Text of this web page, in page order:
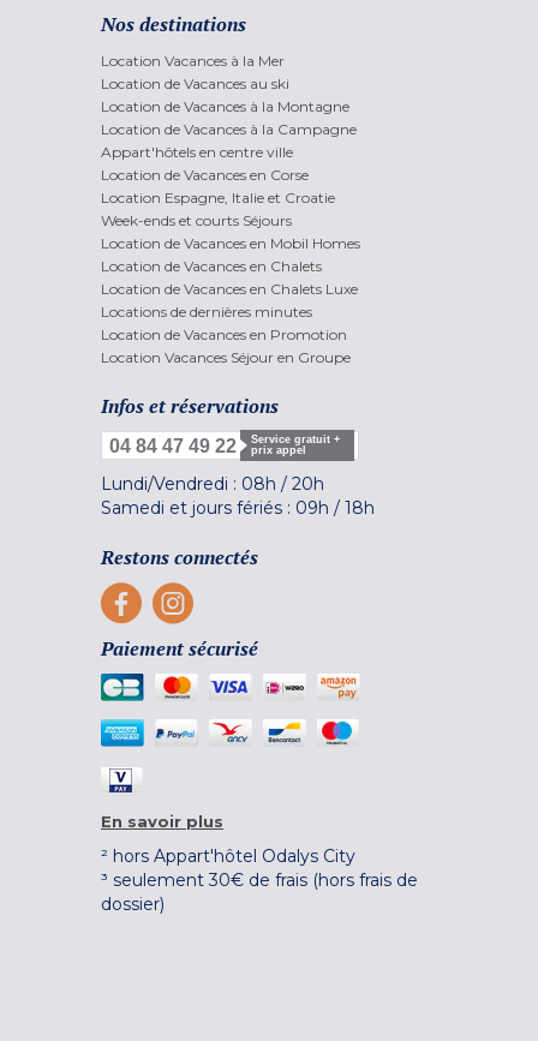
Nos destinations
Location Vacances à la Mer
Location de Vacances au ski
Location de Vacances à la Montagne
Location de Vacances à la Campagne
Appart'hôtels en centre ville
Location de Vacances en Corse
Location Espagne, Italie et Croatie
Week-ends et courts Séjours
Location de Vacances en Mobil Homes
Location de Vacances en Chalets
Location de Vacances en Chalets Luxe
Locations de dernières minutes
Location de Vacances en Promotion
Location Vacances Séjour en Groupe
Infos et réservations
04 84 47 49 22
Service gratuit +
prix appel
Lundi/Vendredi : 08h / 20h
Samedi et jours fériés : 09h / 18h
Restons connectés
Paiement sécurisé
En savoir plus
² hors Appart'hôtel Odalys City
³ seulement 30€ de frais (hors frais de
dossier)